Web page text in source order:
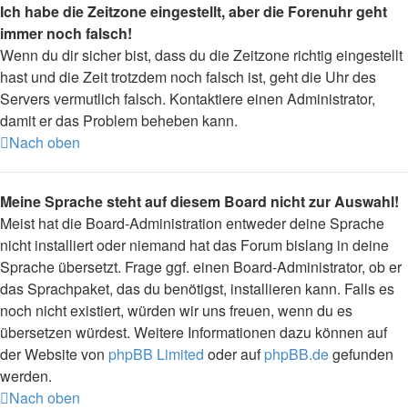
Ich habe die Zeitzone eingestellt, aber die Forenuhr geht
immer noch falsch!
Wenn du dir sicher bist, dass du die Zeitzone richtig eingestellt
hast und die Zeit trotzdem noch falsch ist, geht die Uhr des
Servers vermutlich falsch. Kontaktiere einen Administrator,
damit er das Problem beheben kann.
Nach oben
Meine Sprache steht auf diesem Board nicht zur Auswahl!
Meist hat die Board-Administration entweder deine Sprache
nicht installiert oder niemand hat das Forum bislang in deine
Sprache übersetzt. Frage ggf. einen Board-Administrator, ob er
das Sprachpaket, das du benötigst, installieren kann. Falls es
noch nicht existiert, würden wir uns freuen, wenn du es
übersetzen würdest. Weitere Informationen dazu können auf
der Website von phpBB Limited oder aufphpBB.degefunden
werden.
Nach oben